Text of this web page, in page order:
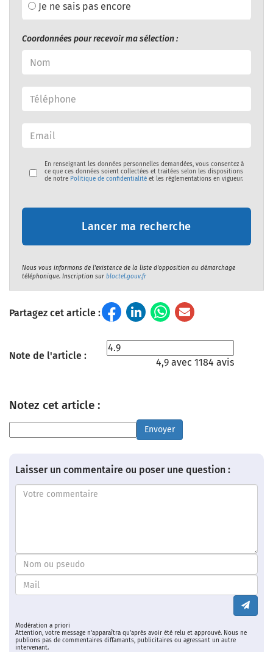
Je ne sais pas encore
Coordonnées pour recevoir ma sélection :
En renseignant les données personnelles demandées, vous consentez à
ce que ces données soient collectées et traitées selon les dispositions
de notre Politique de confidentialité et les réglementations en vigueur.
Lancer ma recherche
Nous vous informons de l'existence de la liste d'opposition au démarchage
téléphonique. Inscription sur bloctel.gouv.fr
Partagez cet article :
Note de l'article :
4,9 avec 1184 avis
Notez cet article :
Envoyer
Laisser un commentaire ou poser une question :
Modération a priori
Attention, votre message n’apparaîtra qu’après avoir été relu et approuvé. Nous ne
publions pas de commentaires diffamants, publicitaires ou agressant un autre
intervenant.